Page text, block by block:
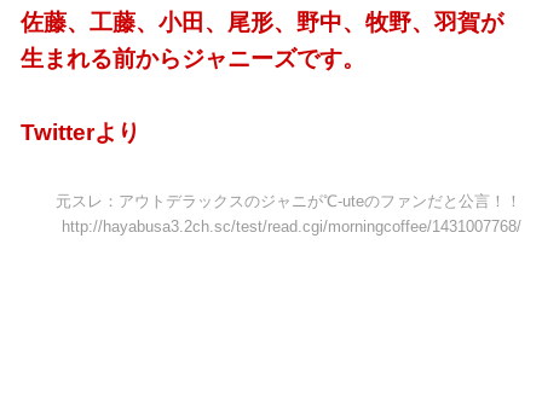
佐藤、工藤、小田、尾形、野中、牧野、羽賀が
生まれる前からジャニーズです。
Twitterより
元スレ：アウトデラックスのジャニが℃-uteのファンだと公言！！
http://hayabusa3.2ch.sc/test/read.cgi/morningcoffee/1431007768/